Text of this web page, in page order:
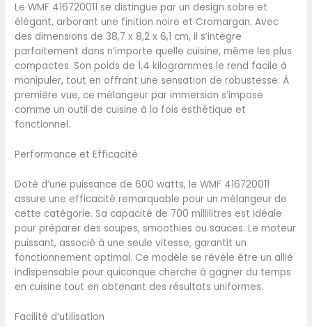
maximum de confort ;
mélangeur à purée
Cromargan amovible WMF
Technologie de couteau
2+2: couteau en acier
inoxydable à 2 ailes, unité
de couteau amovible Kit
d'accessoires avec
base antidérapante, fouet,
récipient de mélange de 6
ml
Le WMF 416720011 se distingue par un design sobre et
élégant, arborant une finition noire et Cromargan. Avec
des dimensions de 38,7 x 8,2 x 6,1 cm, il s’intègre
parfaitement dans n’importe quelle cuisine, même les plus
compactes. Son poids de 1,4 kilogrammes le rend facile à
manipuler, tout en offrant une sensation de robustesse. À
première vue, ce mélangeur par immersion s’impose
comme un outil de cuisine à la fois esthétique et
fonctionnel.
Performance et Efficacité
Doté d’une puissance de 600 watts, le WMF 416720011
assure une efficacité remarquable pour un mélangeur de
cette catégorie. Sa capacité de 700 millilitres est idéale
pour préparer des soupes, smoothies ou sauces. Le moteur
puissant, associé à une seule vitesse, garantit un
fonctionnement optimal. Ce modèle se révèle être un allié
indispensable pour quiconque cherche à gagner du temps
en cuisine tout en obtenant des résultats uniformes.
Facilité d’utilisation